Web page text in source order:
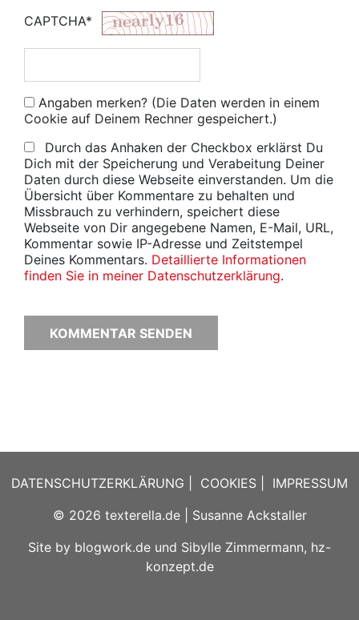
CAPTCHA*
Angaben merken? (Die Daten werden in einem
Cookie auf Deinem Rechner gespeichert.)
Durch das Anhaken der Checkbox erklärst Du
Dich mit der Speicherung und Verabeitung Deiner
Daten durch diese Webseite einverstanden. Um die
Übersicht über Kommentare zu behalten und
Missbrauch zu verhindern, speichert diese
Webseite von Dir angegebene Namen, E-Mail, URL,
Kommentar sowie IP-Adresse und Zeitstempel
Deines Kommentars. Detaillierte Informationen
finden Sie in meiner Datenschutzerklärung.
DATENSCHUTZERKLÄRUNG COOKIES
IMPRESSUM
© 2026 texterella.de| Susanne Ackstaller
Site by blogwork.de und Sibylle Zimmermann, hz-
konzept.de